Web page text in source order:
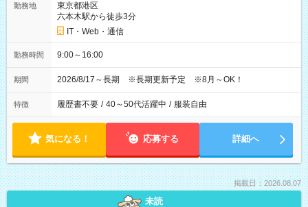
勤務地
東京都港区
六本木駅から徒歩3分
IT・Web・通信
勤務時間 9:00～16:00
期間 2026/8/17～長期 ※長期更新予定 ※8月～OK！
特徴 履歴書不要 / 40～50代活躍中 / 服装自由
気になる！ 応募する 詳細へ
掲載日：2026.08.07
未読